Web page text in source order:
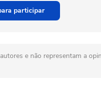
participar
e não representam a